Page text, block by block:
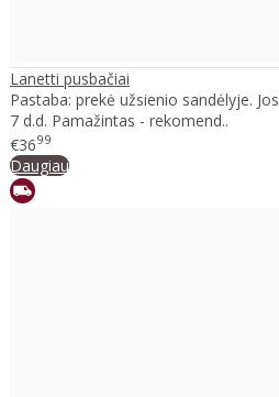
Lanetti pusbačiai
Pastaba: prekė užsienio sandėlyje.
7 d.d. Pamažintas - rekomend..
€3699
Daugiau